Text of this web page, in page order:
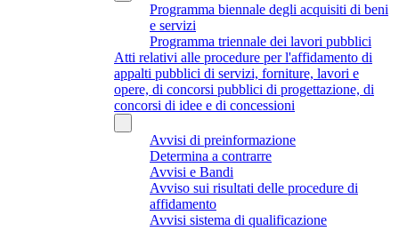
Programma biennale degli acquisiti di beni
e servizi
Programma triennale dei lavori pubblici
Atti relativi alle procedure per l'affidamento di
appalti pubblici di servizi, forniture, lavori e
opere, di concorsi pubblici di progettazione, di
concorsi di idee e di concessioni
Avvisi di preinformazione
Determina a contrarre
Avvisi e Bandi
Avviso sui risultati delle procedure di
affidamento
Avvisi sistema di qualificazione